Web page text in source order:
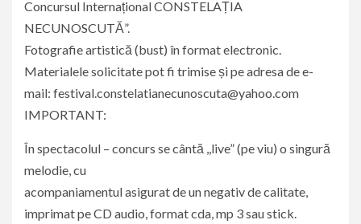
Concursul Internațional CONSTELAȚIA
NECUNOSCUTĂ”.
Fotografie artistică (bust) în format electronic.
Materialele solicitate pot fi trimise și pe adresa de e-
mail: festival.constelatianecunoscuta@yahoo.com
IMPORTANT:
În spectacolul – concurs se cântă ,,live” (pe viu) o singură
melodie, cu
acompaniamentul asigurat de un negativ de calitate,
imprimat pe CD audio, format cda, mp 3 sau stick.